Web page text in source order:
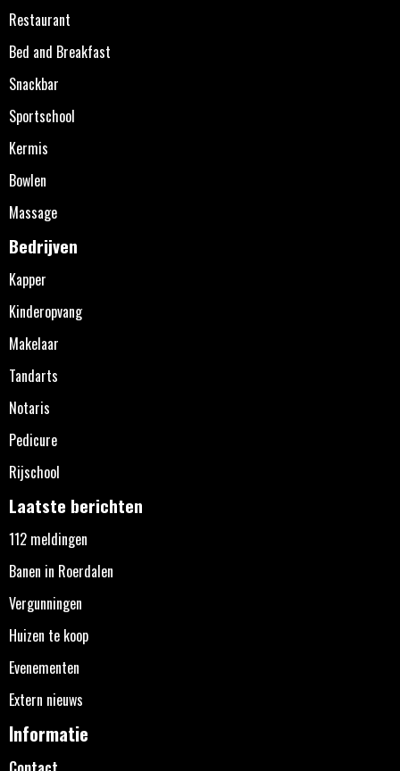
Restaurant
Bed and Breakfast
Snackbar
Sportschool
Kermis
Bowlen
Massage
Bedrijven
Kapper
Kinderopvang
Makelaar
Tandarts
Notaris
Pedicure
Rijschool
Laatste berichten
112 meldingen
Banen in Roerdalen
Vergunningen
Huizen te koop
Evenementen
Extern nieuws
Informatie